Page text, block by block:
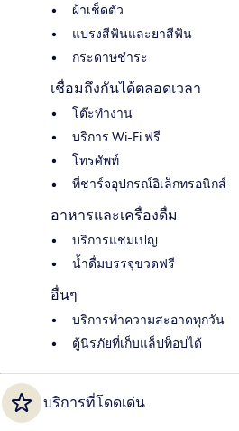
ผ้าเช็ดตัว
แปรงสีฟันและยาสีฟัน
กระดาษชำระ
เชื่อมถึงกันได้ตลอดเวลา
โต๊ะทำงาน
บริการ Wi-Fi ฟรี
โทรศัพท์
ที่ชาร์จอุปกรณ์อิเล็กทรอนิกส์
อาหารและเครื่องดื่ม
บริการแชมเปญ
น้ำดื่มบรรจุขวดฟรี
อื่นๆ
บริการทำความสะอาดทุกวัน
ตู้นิรภัยที่เก็บแล็ปท็อปได้
บริการที่โดดเด่น